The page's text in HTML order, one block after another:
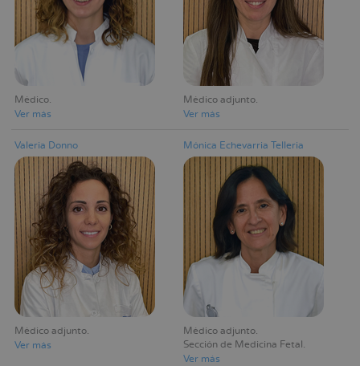
Médico
Ver más
Médico adjunto
Ver más
Valeria Donno
Médico adjunto
Ver más
Mónica Echevarria Telleria
Médico adjunto
Sección de Medicina Fetal
Ver más